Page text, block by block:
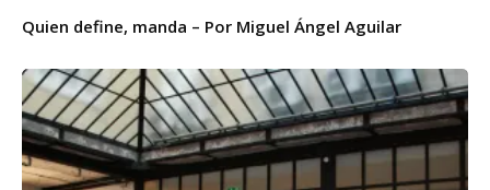
Quien define, manda – Por Miguel Ángel Aguilar